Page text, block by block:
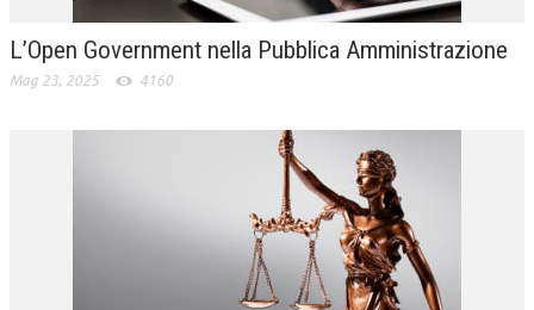
DIRITTO TRIBUTARIO
L’Open Government nella Pubblica Amministrazione
Mag 23, 2025 4160